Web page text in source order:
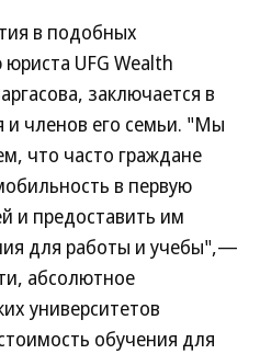
в подобных
UFG Wealth
заключается в
и членов его семьи. "Мы
что часто граждане
в первую
и предоставить им
для работы и учебы",—
абсолютное
университетов
обучения для